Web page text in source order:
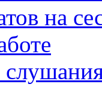
на